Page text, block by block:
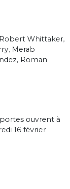
Whittaker,
Merab
Roman
ouvrent à
16 février